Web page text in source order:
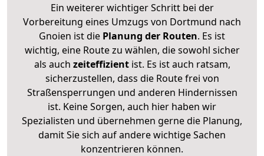
Ein weiterer wichtiger Schritt bei der
Vorbereitung eines Umzugs von Dortmund nach
Gnoien ist die Planung der Routen. Es ist
wichtig, eine Route zu wählen, die sowohl sicher
als auch zeiteffizientist. Es ist auch ratsam,
sicherzustellen, dass die Route frei von
Straßensperrungen und anderen Hindernissen
ist. Keine Sorgen, auch hier haben wir
Spezialisten und übernehmen gerne die Planung,
damit Sie sich auf andere wichtige Sachen
konzentrieren können.